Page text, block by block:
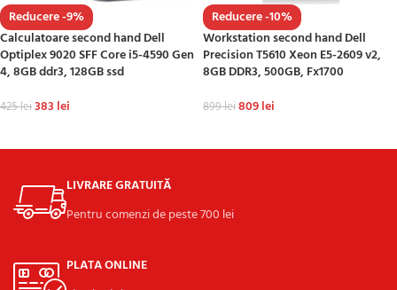
Reducere -9%
Calculatoare second hand Dell
Optiplex 9020 SFF Core i5-4590 Gen
4, 8GB ddr3, 128GB ssd
425lei383 lei
Reducere -10%
Workstation second hand Dell
Precision T5610 Xeon E5-2609 v2,
8GB DDR3, 500GB, Fx1700
899lei809lei
LIVRARE GRATUITĂ
Pentru comenzi de peste 700 lei
PLATA ONLINE